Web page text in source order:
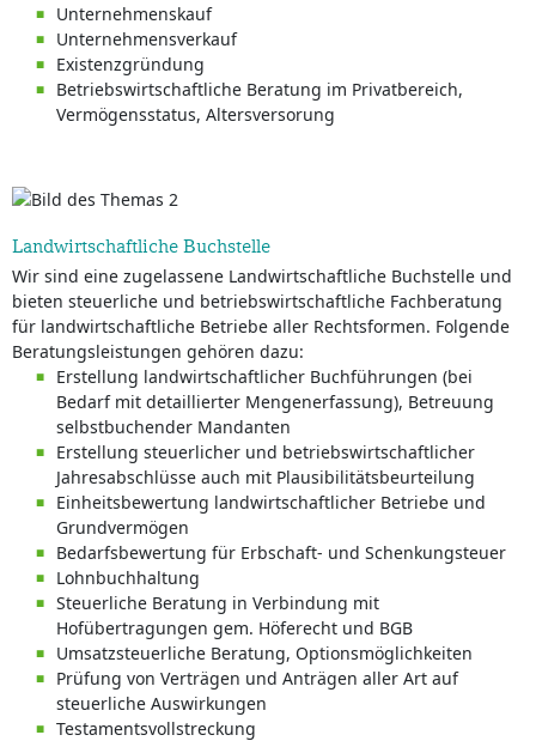
Unternehmenskauf
Unternehmensverkauf
Existenzgründung
Betriebswirtschaftliche Beratung im Privatbereich,
Vermögensstatus, Altersversorung
Landwirtschaftliche Buchstelle
Wir sind eine zugelassene Landwirtschaftliche Buchstelle und
bieten steuerliche und betriebswirtschaftliche Fachberatung
für landwirtschaftliche Betriebe aller Rechtsformen. Folgende
Beratungsleistungen gehören dazu:
Erstellung landwirtschaftlicher Buchführungen (bei
Bedarf mit detaillierter Mengenerfassung), Betreuung
selbstbuchender Mandanten
Erstellung steuerlicher und betriebswirtschaftlicher
Jahresabschlüsse auch mit Plausibilitätsbeurteilung
Einheitsbewertung landwirtschaftlicher Betriebe und
Grundvermögen
Bedarfsbewertung für Erbschaft- und Schenkungsteuer
Lohnbuchhaltung
Steuerliche Beratung in Verbindung mit
Hofübertragungen gem. Höferecht und BGB
Umsatzsteuerliche Beratung, Optionsmöglichkeiten
Prüfung von Verträgen und Anträgen aller Art auf
steuerliche Auswirkungen
Testamentsvollstreckung